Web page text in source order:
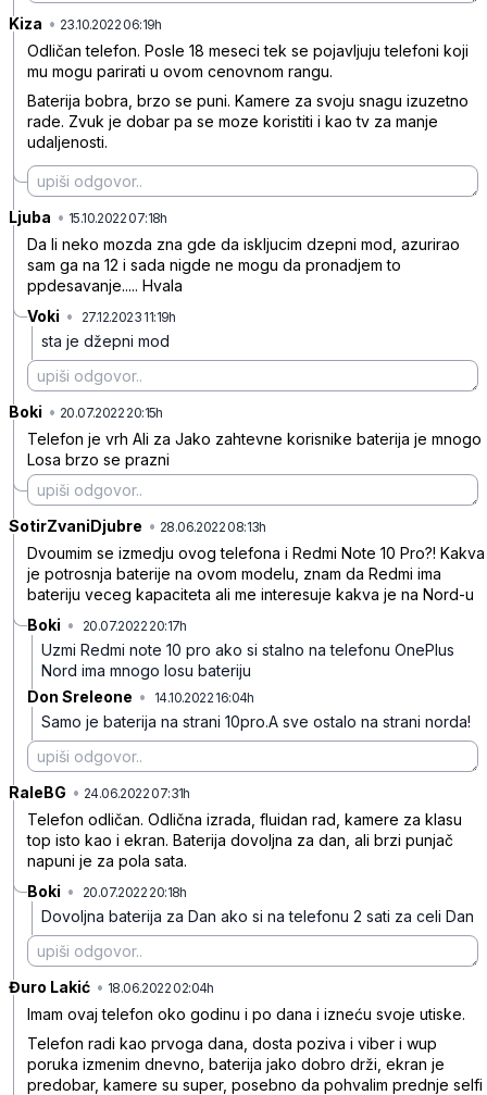
Kiza • 23.10.2022 06:19h
Odličan telefon. Posle 18 meseci tek se pojavljuju telefoni koji
mu mogu parirati u ovom cenovnom rangu.
Baterija bobra, brzo se puni. Kamere za svoju snagu izuzetno
rade. Zvuk je dobar pa se moze koristiti i kao tv za manje
udaljenosti.
Ljuba • 15.10.2022 07:18h
Da li neko mozda zna gde da iskljucim dzepni mod, azurirao
sam ga na 12 i sada nigde ne mogu da pronadjem to
ppdesavanje..... Hvala
Voki • 27.12.2023 11:19h
sta je džepni mod
Boki • 20.07.2022 20:15h
Telefon je vrh Ali za Jako zahtevne korisnike baterija je mnogo
Losa brzo se prazni
SotirZvaniDjubre • 28.06.2022 08:13h
Dvoumim se izmedju ovog telefona i Redmi Note 10 Pro?! Kakva
je potrosnja baterije na ovom modelu, znam da Redmi ima
bateriju veceg kapaciteta ali me interesuje kakva je na Nord-u
Boki • 20.07.2022 20:17h
Uzmi Redmi note 10 pro ako si stalno na telefonu OnePlus
Nord ima mnogo losu bateriju
Don Sreleone • 14.10.2022 16:04h
Samo je baterija na strani 10pro.A sve ostalo na strani norda!
RaleBG • 24.06.2022 07:31h
Telefon odličan. Odlična izrada, fluidan rad, kamere za klasu
top isto kao i ekran. Baterija dovoljna za dan, ali brzi punjač
napuni je za pola sata.
Boki • 20.07.2022 20:18h
Dovoljna baterija za Dan ako si na telefonu 2 sati za celi Dan
Đuro Lakić • 18.06.2022 02:04h
Imam ovaj telefon oko godinu i po dana i izneću svoje utiske.
Telefon radi kao prvoga dana, dosta poziva i viber i wup
poruka izmenim dnevno, baterija jako dobro drži, ekran je
predobar, kamere su super, posebno da pohvalim prednje selfi